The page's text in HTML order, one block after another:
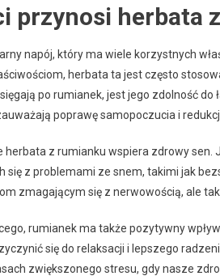
przynosi herbata
napój, który ma wiele korzystnych
herbata ta jest często
po rumianek, jest jego zdolność do
poprawę samopoczucia i
z rumianku wspiera zdrowy sen.
się z problemami ze snem, takimi jak
zmagającym się z nerwowością, ale
rumianek ma także pozytywny
się do relaksacji i lepszego
zwiększonego stresu, gdy nasze